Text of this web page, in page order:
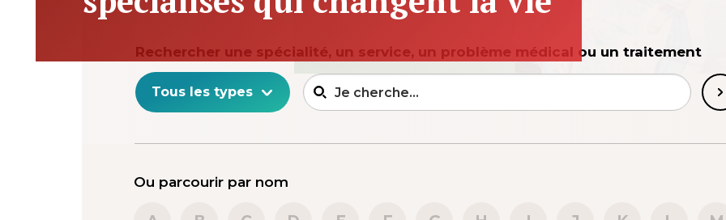
Rechercher une spécialité, un service, un problème médical ou un traitement
Ou parcourir par nom